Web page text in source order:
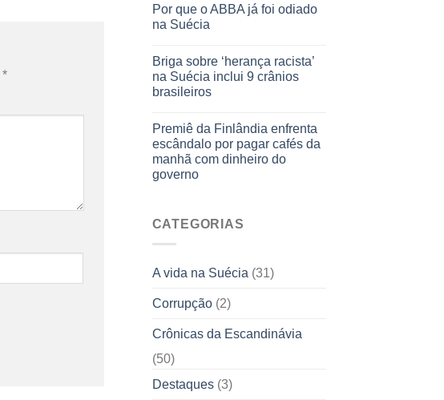
*
Por que o ABBA já foi odiado
na Suécia
Briga sobre ‘herança racista’
na Suécia inclui 9 crânios
brasileiros
Premiê da Finlândia enfrenta
escândalo por pagar cafés da
manhã com dinheiro do
governo
CATEGORIAS
A vida na Suécia (31)
Corrupção(2)
Crônicas da Escandinávia
(50)
Destaques(3)